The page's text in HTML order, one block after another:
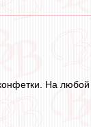
На любой